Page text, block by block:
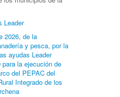
Leader
2026, de la
y pesca, por la
ayudas Leader
la ejecución de
del PEPAC del
Integrado de los